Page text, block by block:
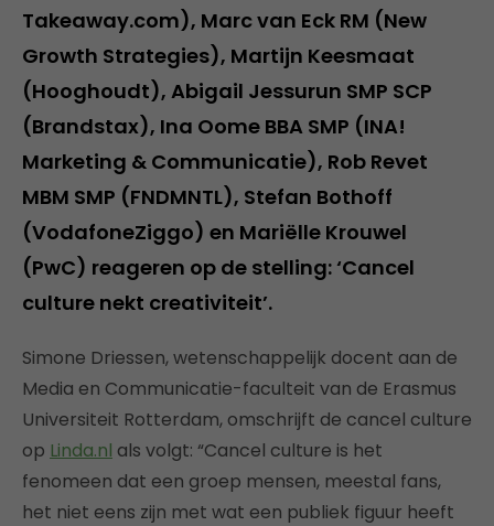
Takeaway.com), Marc van Eck RM (New
Growth Strategies), Martijn Keesmaat
(Hooghoudt), Abigail Jessurun SMP SCP
(Brandstax), Ina Oome BBA SMP (INA!
Marketing & Communicatie), Rob Revet
MBM SMP (FNDMNTL), Stefan Bothoff
(VodafoneZiggo) en Mariëlle Krouwel
(PwC) reageren op de stelling: ‘Cancel
culture nekt creativiteit’.
Simone Driessen, wetenschappelijk docent aan de
Media en Communicatie-faculteit van de Erasmus
Universiteit Rotterdam, omschrijft de cancel culture
op Linda.nl als volgt: “Cancel culture is het
fenomeen dat een groep mensen, meestal fans,
het niet eens zijn met wat een publiek figuur heeft